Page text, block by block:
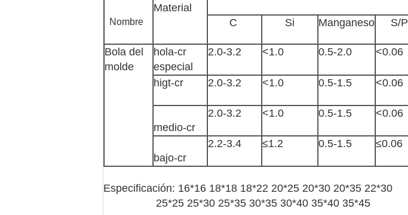
Nombre
Material
C Si Manganeso S/P
Bola del
molde
hola-cr
especial
2.0-3.2 <1.0 0.5-2.0 <0.06
higt-cr 2.0-3.2 <1.0 0.5-1.5 <0.06
medio-cr
2.0-3.2 <1.0 0.5-1.5 <0.06
bajo-cr
2.2-3.4 ≤1.2 0.5-1.5 ≤0.06
Especificación: 16*16 18*18 18*22 20*25 20*30 20*35 22*30
25*25 25*30 25*35 30*35 30*40 35*40 35*45